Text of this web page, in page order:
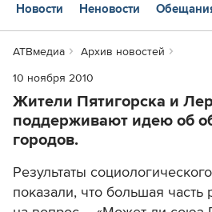
Новости Неновости
АТВмедиа
Архив новостей
10 ноября 2010
Жители Пятигорска и
поддерживают идею об
городов.
Результаты
показали, что большая часть